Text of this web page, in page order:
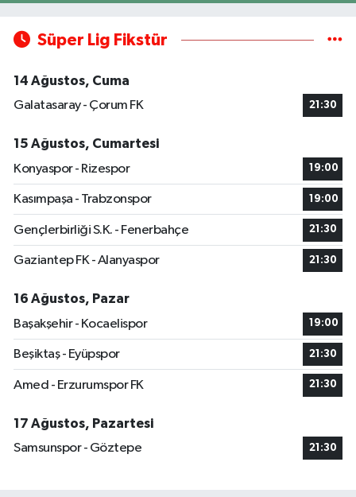
Süper Lig Fikstür
14 Ağustos, Cuma
Galatasaray - Çorum FK
21:30
15 Ağustos, Cumartesi
Konyaspor - Rizespor
19:00
Kasımpaşa - Trabzonspor 19:00
Gençlerbirliği S.K. - Fenerbahçe 21:30
Gaziantep FK - Alanyaspor 21:30
16 Ağustos, Pazar
Başakşehir - Kocaelispor
19:00
Beşiktaş - Eyüpspor 21:30
Amed - Erzurumspor FK 21:30
17 Ağustos, Pazartesi
Samsunspor - Göztepe
21:30